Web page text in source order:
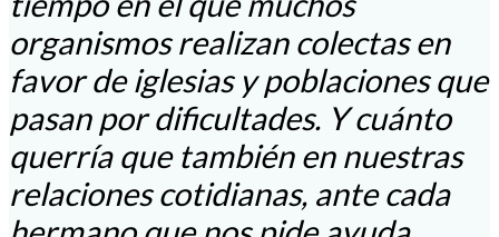
organismos realizan colectas en
favor de iglesias y poblaciones que
pasan por dificultades. Y cuánto
querría que también en nuestras
relaciones cotidianas, ante cada